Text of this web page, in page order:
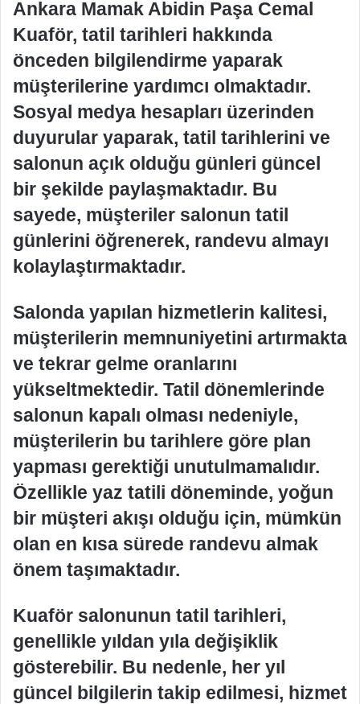
Ankara Mamak Abidin Paşa Cemal
Kuaför, tatil tarihleri hakkında
önceden bilgilendirme yaparak
müşterilerine yardımcı olmaktadır.
Sosyal medya hesapları üzerinden
duyurular yaparak, tatil tarihlerini ve
salonun açık olduğu günleri güncel
bir şekilde paylaşmaktadır. Bu
sayede, müşteriler salonun tatil
günlerini öğrenerek, randevu almayı
kolaylaştırmaktadır.
Salonda yapılan hizmetlerin kalitesi,
müşterilerin memnuniyetini artırmakta
ve tekrar gelme oranlarını
yükseltmektedir. Tatil dönemlerinde
salonun kapalı olması nedeniyle,
müşterilerin bu tarihlere göre plan
yapması gerektiği unutulmamalıdır.
Özellikle yaz tatili döneminde, yoğun
bir müşteri akışı olduğu için, mümkün
olan en kısa sürede randevu almak
önem taşımaktadır.
Kuaför salonunun tatil tarihleri,
genellikle yıldan yıla değişiklik
gösterebilir. Bu nedenle, her yıl
güncel bilgilerin takip edilmesi, hizmet